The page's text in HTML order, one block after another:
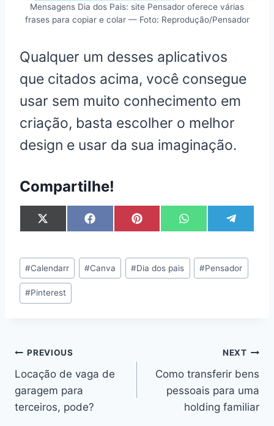
Mensagens Dia dos Pais: site Pensador oferece várias
frases para copiar e colar — Foto: Reprodução/Pensador
Qualquer um desses aplicativos
que citados acima, você consegue
usar sem muito conhecimento em
criação, basta escolher o melhor
design e usar da sua imaginação.
Compartilhe!
S
h
r
e
o
n
X
(
w
i
t
t
e
S
h
r
e
o
F
a
e
b
o
S
h
r
e
o
P
i
t
e
r
S
h
r
o
W
h
t
A
S
h
r
e
o
e
e
g
r
Post
Tags:
#Calendarr #Canva #Dia dos pais #Pensador
#Pinterest
Navegação
de
artigos
PREVIOUS
Locação de vaga de
garagem para
terceiros, pode?
NEXT
Como transferir bens
pessoais para uma
holding familiar